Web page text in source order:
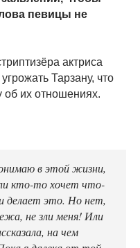
певицы не
актриса
Тарзану, что
об их отношениях.
в этой жизни,
кто-то хочет что-
делает это. Но нет,
не зли меня! Или
на чем